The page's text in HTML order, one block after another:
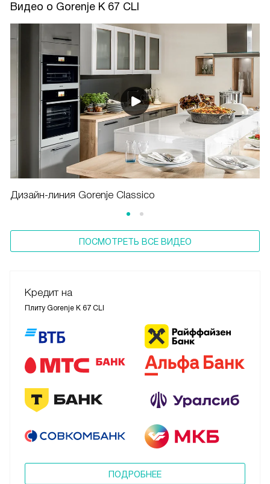
Видео о Gorenje K 67 CLI
Дизайн-линия Gorenje Classico
ПОСМОТРЕТЬ ВСЕ ВИДЕО
Кредит на
Плиту Gorenje K 67 CLI
ПОДРОБНЕЕ